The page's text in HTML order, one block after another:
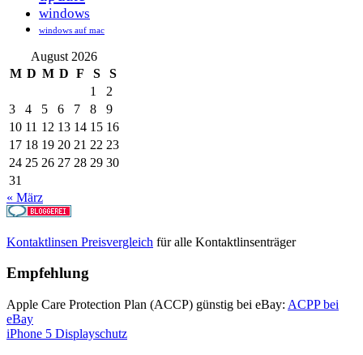
windows
windows auf mac
August 2026
M D M D F S
S
1
2
3
4 5 6 7 8
9
10 11 12 13 14 15 16
17 18 19 20 21 22 23
24 25 26 27 28 29 30
31
« März
Kontaktlinsen Preisvergleich für alle Kontaktlinsenträger
Empfehlung
Apple Care Protection Plan (ACCP) günstig bei eBay: ACPP bei
eBay
iPhone 5 Displayschutz